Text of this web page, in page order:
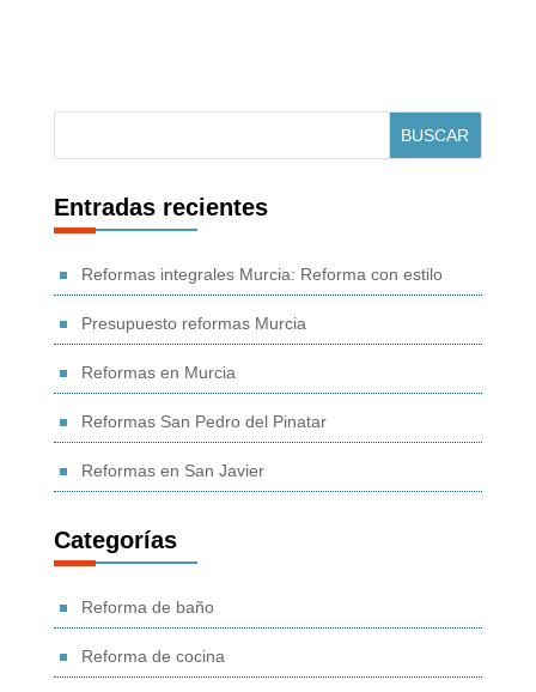
Entradas recientes
Reformas integrales Murcia: Reforma con estilo
Presupuesto reformas Murcia
Reformas en Murcia
Reformas San Pedro del Pinatar
Reformas en San Javier
Categorías
Reforma de baño
Reforma de cocina